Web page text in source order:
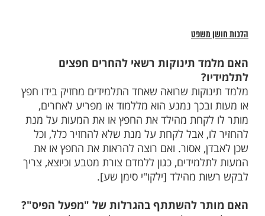
האם מותר להשתתף בהגרלות ''מפעל הפיס''?
עוד תוכן חדש ומפתיע! התחברו לכל
שלנו בתהיליםבלחיצה כאן >>>​
משפט
תינוקות רשאי להחרים חפצים